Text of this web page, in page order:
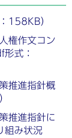
158KB）
権作文コン
式：
推進指針概
推進指針に
組み状況